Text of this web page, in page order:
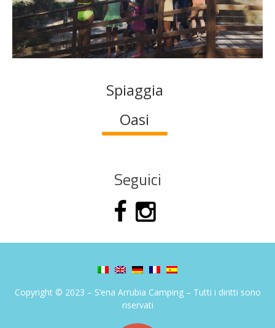
Spiaggia
Oasi
Seguici
Copyright © 2023 – S’ena Arrubia Camping – Tutti i diritti sono
riservati